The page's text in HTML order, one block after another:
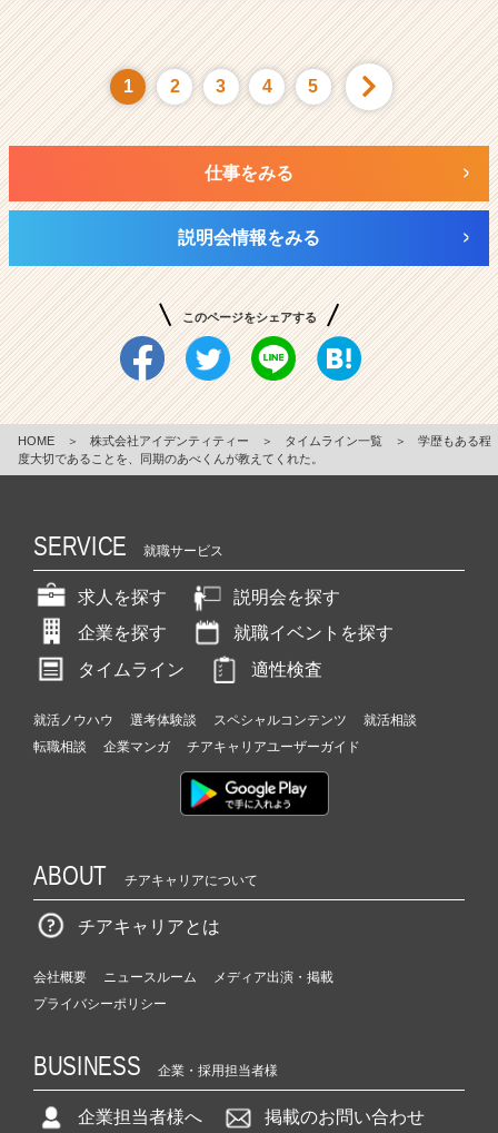
1 2 3 4 5
仕事をみる
説明会情報をみる
このページをシェアする
HOME ＞ 株式会社アイデンティティー ＞ タイムライン一覧 ＞
学歴もある程
度大切であることを、同期のあべくんが教えてくれた。
SERVICE 就職サービス
求人を探す
説明会を探す
企業を探す
就職イベントを探す
タイムライン
適性検査
就活ノウハウ 選考体験談 スペシャルコンテンツ
就活相談
転職相談
企業マンガ チアキャリアユーザーガイド
ABOUT チアキャリアについて
チアキャリアとは
会社概要 ニュースルーム
メディア出演・掲載
プライバシーポリシー
BUSINESS 企業・採用担当者様
企業担当者様へ 掲載のお問い合わせ